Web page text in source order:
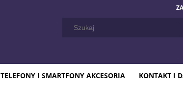
TELEFONY I SMARTFONY AKCESORIA KONTAKT I